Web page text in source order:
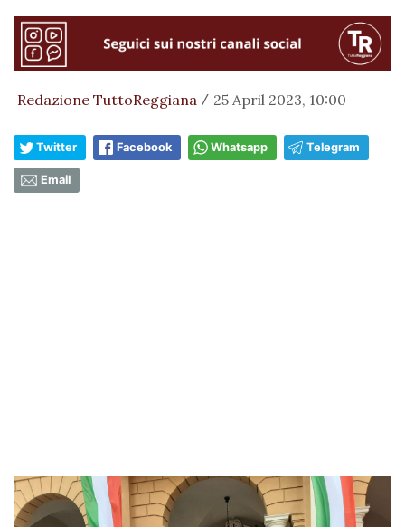
Redazione TuttoReggiana / 25 April 2023, 10:00
Twitter Facebook Whatsapp Telegram
Email